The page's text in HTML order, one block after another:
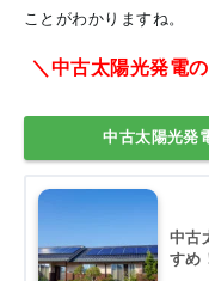
ことがわかりますね。
＼中古太陽光発電
中古太陽光発
中古
すめ